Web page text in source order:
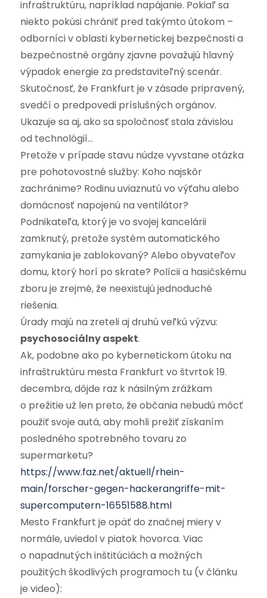
infraštruktúru, napríklad napájanie. Pokiaľ sa
niekto pokúsi chrániť pred takýmto útokom –
odborníci v oblasti kybernetickej bezpečnosti a
bezpečnostné orgány zjavne považujú hlavný
výpadok energie za predstaviteľný scenár.
Skutočnosť, že Frankfurt je v zásade pripravený,
svedčí o predpovedi príslušných orgánov.
Ukazuje sa aj, ako sa spoločnosť stala závislou
od technológií…
Pretože v prípade stavu núdze vyvstane otázka
pre pohotovostné služby: Koho najskôr
zachránime? Rodinu uviaznutú vo výťahu alebo
domácnosť napojenú na ventilátor?
Podnikateľa, ktorý je vo svojej kancelárii
zamknutý, pretože systém automatického
zamykania je zablokovaný? Alebo obyvateľov
domu, ktorý horí po skrate? Polícii a hasičskému
zboru je zrejmé, že neexistujú jednoduché
riešenia.
Úrady majú na zreteli aj druhú veľkú výzvu:
psychosociálny aspekt.
Ak, podobne ako po kybernetickom útoku na
infraštruktúru mesta Frankfurt vo štvrtok 19.
decembra, dôjde raz k násilným zrážkam
o prežitie už len preto, že občania nebudú môcť
použiť svoje autá, aby mohli prežiť získaním
posledného spotrebného tovaru zo
supermarketu?
https://www.faz.net/aktuell/rhein-
main/forscher-gegen-hackerangriffe-mit-
supercomputern-16551588.html
Mesto Frankfurt je opäť do značnej miery v
normále, uviedol v piatok hovorca. Viac
o napadnutých inštitúciách a možných
použitých škodlivých programoch tu (v článku
je video):